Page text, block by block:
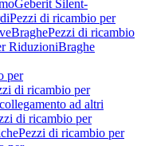
Geberit Silent-
Pezzi di ricambio per
BraghePezzi di ricambio
RiduzioniBraghe
per
di ricambio per
ad altri
di ricambio per
Pezzi di ricambio per